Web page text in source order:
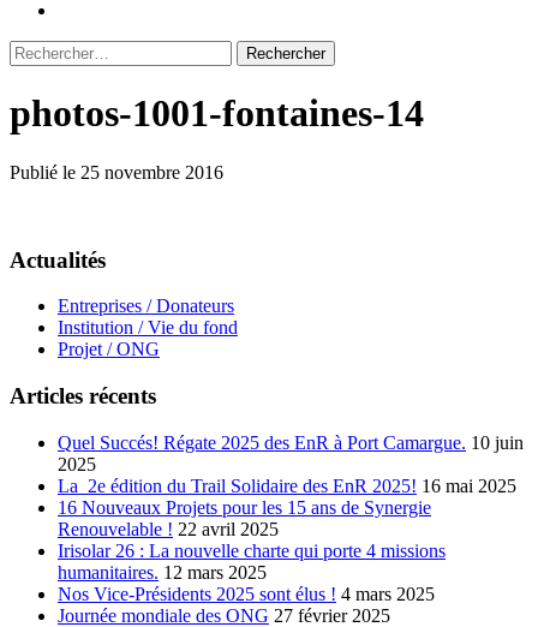
Rechercher :
photos-1001-fontaines-14
Publié le 25 novembre 2016
Actualités
Entreprises / Donateurs
Institution / Vie du fond
Projet / ONG
Articles récents
Quel Succés! Régate 2025 des EnR à Port Camargue. 10 juin
2025
La 2e édition du Trail Solidaire des EnR 2025! 16 mai 2025
16 Nouveaux Projets pour les 15 ans de Synergie
Renouvelable ! 22 avril 2025
Irisolar 26 : La nouvelle charte qui porte 4 missions
humanitaires. 12 mars 2025
Nos Vice-Présidents 2025 sont élus ! 4 mars 2025
Journée mondiale des ONG 27 février 2025